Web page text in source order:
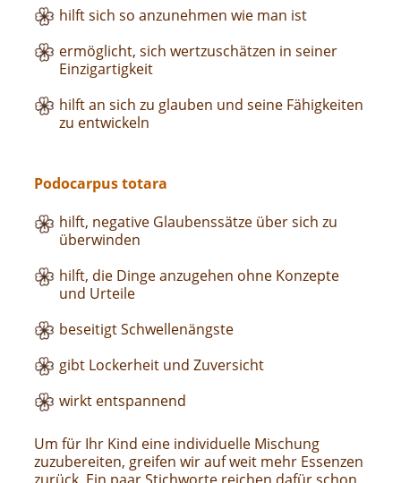
hilft sich so anzunehmen wie man ist
ermöglicht, sich wertzuschätzen in seiner
Einzigartigkeit
hilft an sich zu glauben und seine Fähigkeiten
zu entwickeln
Podocarpus totara
hilft, negative Glaubenssätze über sich zu
überwinden
hilft, die Dinge anzugehen ohne Konzepte
und Urteile
beseitigt Schwellenängste
gibt Lockerheit und Zuversicht
wirkt entspannend
Um für Ihr Kind eine individuelle Mischung
zuzubereiten, greifen wir auf weit mehr Essenzen